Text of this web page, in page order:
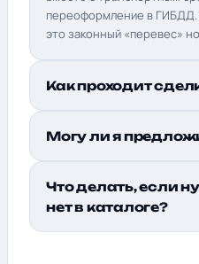
переоформление в ГИБДД.
это законный «перевес»
Как проходит
Могу ли я
Что делать, если
нет в каталоге?